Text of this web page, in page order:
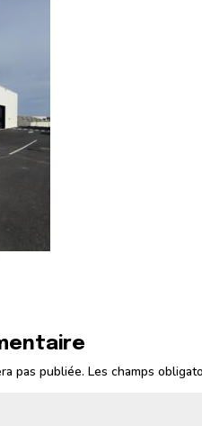
pas publiée. Les champs